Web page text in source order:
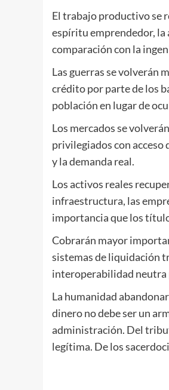
El trabajo productivo se
espíritu emprendedor, la
comparación con la
Las guerras se volverán
crédito por parte de los
población en lugar de
Los mercados se
privilegiados con
y la demanda real.
Los activos reales
infraestructura, las
importancia que los
Cobrarán mayor
sistemas de liquidación
interoperabilidad neutra
La humanidad
dinero no debe ser un
administración. Del
legítima. De los